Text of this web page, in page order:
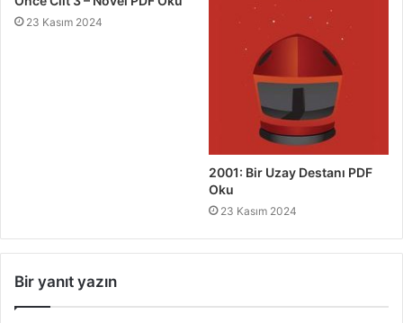
23 Kasım 2024
2001: Bir Uzay Destanı PDF
Oku
23 Kasım 2024
Bir yanıt yazın